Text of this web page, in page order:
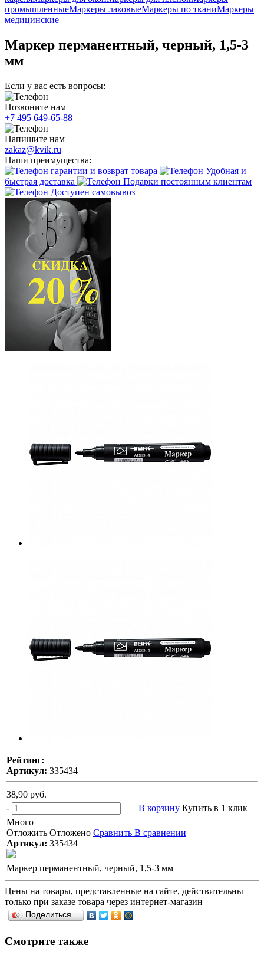
промышленныеМаркеры лаковыеМаркеры по тканиМаркеры
медицинские
Маркер перманентный, черный, 1,5-3
мм
Если у вас есть вопросы:
Позвоните нам
+7 495 649-65-88
Напишите нам
zakaz@kvik.ru
Наши преимущества:
гарантии и возврат товара
Удобная и
быстрая доставка
Подарки постоянным клиентам
Доступен самовывоз
Рейтинг:
Артикул: 335434
38,90 руб.
-
+ В корзину Купить в 1 клик
Много
Отложить Отложено Сравнить В сравнении
Артикул: 335434
Маркер перманентный, черный, 1,5-3 мм
Цены на товары, представленные на сайте, действительны
только при заказе товара через интернет-магазин
Поделиться…
Смотрите также